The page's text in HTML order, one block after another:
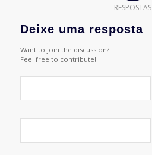
RESPOSTAS
Deixe uma resposta
Want to join the discussion?
Feel free to contribute!